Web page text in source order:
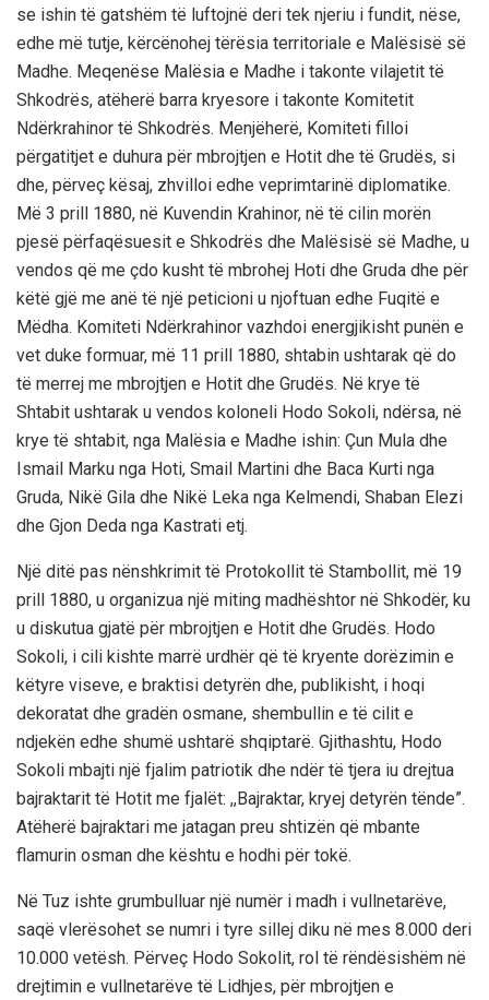
se ishin të gatshëm të luftojnë deri tek njeriu i fundit, nëse,
edhe më tutje, kërcënohej tërësia territoriale e Malësisë së
Madhe. Meqenëse Malësia e Madhe i takonte vilajetit të
Shkodrës, atëherë barra kryesore i takonte Komitetit
Ndërkrahinor të Shkodrës. Menjëherë, Komiteti filloi
përgatitjet e duhura për mbrojtjen e Hotit dhe të Grudës, si
dhe, përveç kësaj, zhvilloi edhe veprimtarinë diplomatike.
Më 3 prill 1880, në Kuvendin Krahinor, në të cilin morën
pjesë përfaqësuesit e Shkodrës dhe Malësisë së Madhe, u
vendos që me çdo kusht të mbrohej Hoti dhe Gruda dhe për
këtë gjë me anë të një peticioni u njoftuan edhe Fuqitë e
Mëdha. Komiteti Ndërkrahinor vazhdoi energjikisht punën e
vet duke formuar, më 11 prill 1880, shtabin ushtarak që do
të merrej me mbrojtjen e Hotit dhe Grudës. Në krye të
Shtabit ushtarak u vendos koloneli Hodo Sokoli, ndërsa, në
krye të shtabit, nga Malësia e Madhe ishin: Çun Mula dhe
Ismail Marku nga Hoti, Smail Martini dhe Baca Kurti nga
Gruda, Nikë Gila dhe Nikë Leka nga Kelmendi, Shaban Elezi
dhe Gjon Deda nga Kastrati etj.
Një ditë pas nënshkrimit të Protokollit të Stambollit, më 19
prill 1880, u organizua një miting madhështor në Shkodër, ku
u diskutua gjatë për mbrojtjen e Hotit dhe Grudës. Hodo
Sokoli, i cili kishte marrë urdhër që të kryente dorëzimin e
këtyre viseve, e braktisi detyrën dhe, publikisht, i hoqi
dekoratat dhe gradën osmane, shembullin e të cilit e
ndjekën edhe shumë ushtarë shqiptarë. Gjithashtu, Hodo
Sokoli mbajti një fjalim patriotik dhe ndër të tjera iu drejtua
bajraktarit të Hotit me fjalët: ,,Bajraktar, kryej detyrën tënde”.
Atëherë bajraktari me jatagan preu shtizën që mbante
flamurin osman dhe kështu e hodhi për tokë.
Në Tuz ishte grumbulluar një numër i madh i vullnetarëve,
saqë vlerësohet se numri i tyre sillej diku në mes 8.000 deri
10.000 vetësh. Përveç Hodo Sokolit, rol të rëndësishëm në
drejtimin e vullnetarëve të Lidhjes, për mbrojtjen e